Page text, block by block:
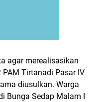
agar merealisasikan
Tirtanadi Pasar IV
diusulkan. Warga
Bunga Sedap Malam I